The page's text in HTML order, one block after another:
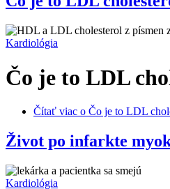
Kardiológia
Čo je to LDL
Čítať viac o Čo je to LDL
Život po infarkte
Kardiológia